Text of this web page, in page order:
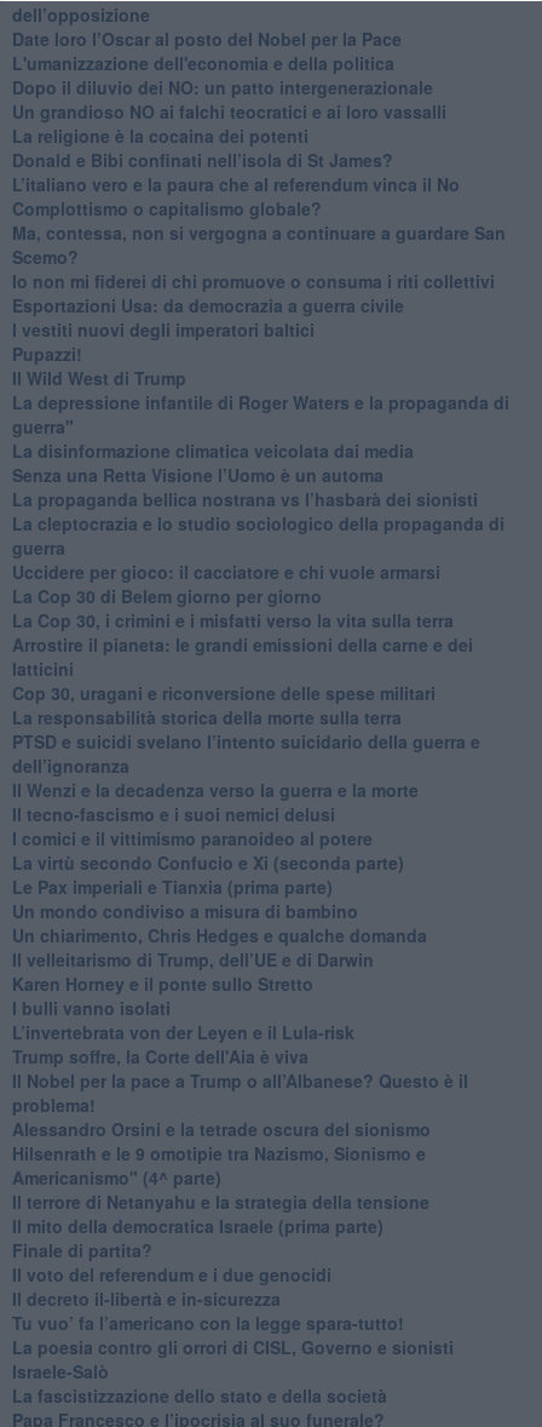
dell’opposizione
​Date loro l’Oscar al posto del Nobel per la Pace
L'umanizzazione dell'economia e della politica
​Dopo il diluvio dei NO: un patto intergenerazionale
​Un grandioso NO ai falchi teocratici e ai loro vassalli
La religione è la cocaina dei potenti
Donald e Bibi confinati nell’isola di St James?
L’italiano vero e la paura che al referendum vinca il No
​Complottismo o capitalismo globale?
​Ma, contessa, non si vergogna a continuare a guardare San
Scemo?
​Io non mi fiderei di chi promuove o consuma i riti collettivi
Esportazioni Usa: da democrazia a guerra civile
​I vestiti nuovi degli imperatori baltici
​Pupazzi!
​Il Wild West di Trump
​La depressione infantile di Roger Waters e la propaganda di
guerra"
​La disinformazione climatica veicolata dai media
Senza una Retta Visione l’Uomo è un automa
​La propaganda bellica nostrana vs l’hasbarà dei sionisti
​La cleptocrazia e lo studio sociologico della propaganda di
guerra
​Uccidere per gioco: il cacciatore e chi vuole armarsi
​La Cop 30 di Belem giorno per giorno
La Cop 30, i crimini e i misfatti verso la vita sulla terra
Arrostire il pianeta: le grandi emissioni della carne e dei
latticini
​Cop 30, uragani e riconversione delle spese militari
La responsabilità storica della morte sulla terra
PTSD e suicidi svelano l’intento suicidario della guerra e
dell’ignoranza
Il Wenzi e la decadenza verso la guerra e la morte
​Il tecno-fascismo e i suoi nemici delusi
​I comici e il vittimismo paranoideo al potere
​La virtù secondo Confucio e Xi (seconda parte)
Le Pax imperiali e Tianxia (prima parte)
Un mondo condiviso a misura di bambino
​Un chiarimento, Chris Hedges e qualche domanda
Il velleitarismo di Trump, dell’UE e di Darwin
​Karen Horney e il ponte sullo Stretto
​I bulli vanno isolati
L’invertebrata von der Leyen e il Lula-risk
Trump soffre, la Corte dell'Aia è viva
​Il Nobel per la pace a Trump o all’Albanese? Questo è il
problema!
​Alessandro Orsini e la tetrade oscura del sionismo
​Hilsenrath e le 9 omotipie tra Nazismo, Sionismo e
Americanismo" (4^ parte)
​Il terrore di Netanyahu e la strategia della tensione
Il mito della democratica Israele (prima parte)
​Finale di partita?
​Il voto del referendum e i due genocidi
Il decreto il-libertà e in-sicurezza
Tu vuo’ fa l’americano con la legge spara-tutto!
La poesia contro gli orrori di CISL, Governo e sionisti
Israele-Salò
​La fascistizzazione dello stato e della società
Papa Francesco e l’ipocrisia al suo funerale?